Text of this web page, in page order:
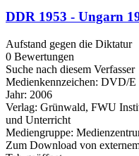
DDR 1953 - Ungarn
Aufstand gegen die Diktatur
0 Bewertungen
Suche nach diesem Verfasser
Medienkennzeichen: DVD/E
Jahr: 2006
Verlag: Grünwald, FWU
und Unterricht
Mediengruppe:
Zum Download von